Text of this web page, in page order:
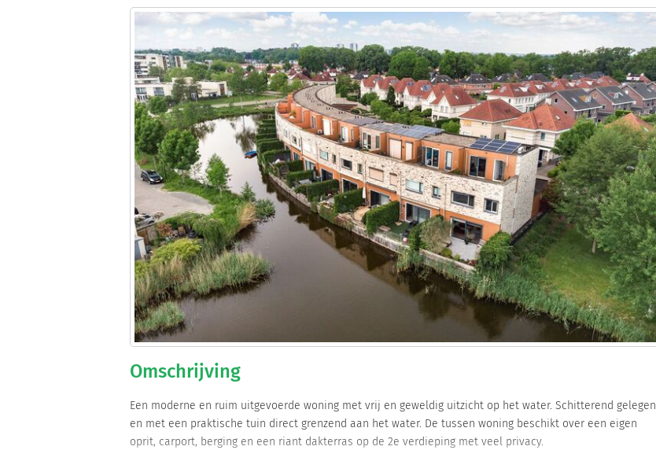
Verkoop starten
Informatiegesprek
Inloggen
Omschrijving
Een moderne en ruim uitgevoerde woning met vrij en geweldig uitzicht op het water. Schitterend gelegen
en met een praktische tuin direct grenzend aan het water. De tussen woning beschikt over een eigen
oprit, carport, berging en een riant dakterras op de 2e verdieping met veel privacy.